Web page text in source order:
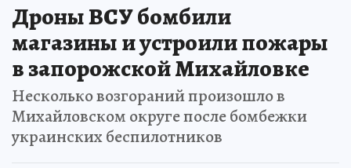
Дроны ВСУ бомбили
магазины и устроили пожары
в запорожской Михайловке
Несколько возгораний произошло в
Михайловском округе после бомбежки
украинских беспилотников